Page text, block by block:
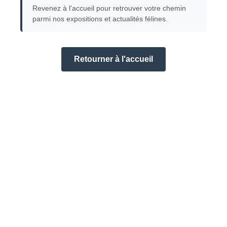
Revenez à l'accueil pour retrouver votre chemin
parmi nos expositions et actualités félines.
Retourner à l'accueil